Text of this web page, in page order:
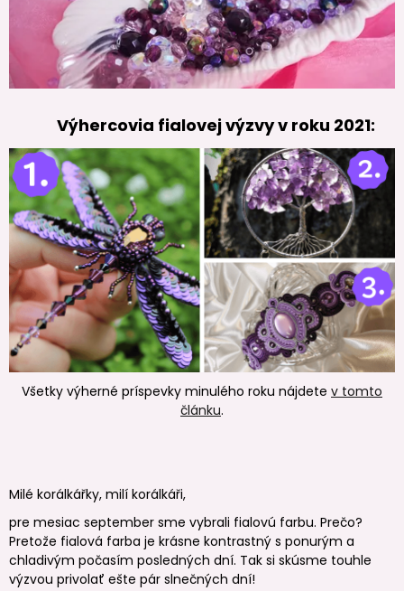
Výhercovia fialovej výzvy v roku 2021:
Všetky výherné príspevky minulého roku nájdete v tomto
článku.
Milé korálkářky, milí korálkáři,
pre mesiac september sme vybrali fialovú farbu. Prečo?
Pretože fialová farba je krásne kontrastný s ponurým a
chladivým počasím posledných dní. Tak si skúsme touhle
výzvou privolať ešte pár slnečných dní!